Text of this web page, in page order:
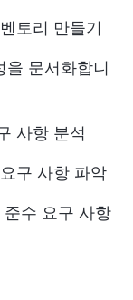
토리 만들기
을 문서화합니
사항 분석
구 사항 파악
수 요구 사항